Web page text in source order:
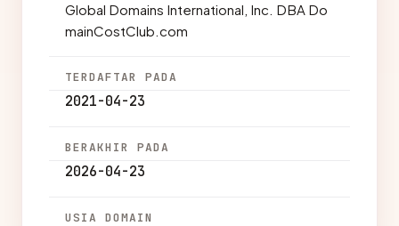
Global Domains International, Inc. DBA Do
mainCostClub.com
TERDAFTAR PADA
2021-04-23
BERAKHIR PADA
2026-04-23
USIA DOMAIN